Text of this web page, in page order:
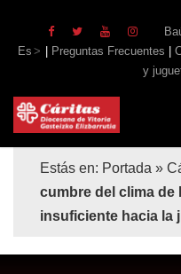
Es
Preguntas Frecuentes
y
Estás en: Portada »
cumbre del clima de
insuficiente hacia la